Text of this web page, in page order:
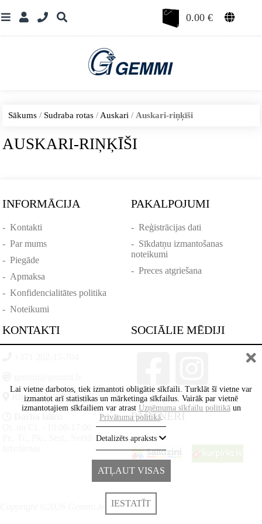
0.00€
Sākums / Sudraba rotas / Auskari / Auskari-riņķīši
AUSKARI-RIŅĶĪŠI
INFORMĀCIJA
-Kontakti
-Par mums
-Piegāde
- Apmaksa
-Konfidencialitātes politika
-Noteikumi
PAKALPOJUMI
- Reģistrācijas dati
- Sīkdatņu izmantošanas
noteikumi
- Preces atgriešana
KONTAKTI
Rīga, Lāčplēšā iela 88
Pr., Tr., Pk., Sest., Svētd. -
SOCIĀLIE MĒDIJI
PARTNERI
Lai vietne darbotos, tiek izmantoti obligātie sīkfaili. Turklāt šī vietne var
izmantot arī statistikas un mārketinga sīkfailus. Vairāk par vietnē
izmantotajiem sīkfailiem var atrast Uzņēmuma sīkfailu politikāun
Privātuma politikā.
Detalizēts apraksts
ATĻAUT VISAS
IESTATĪT